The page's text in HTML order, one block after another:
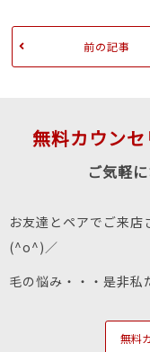
前の記事
無料カウン
ご気軽
お友達とペアでご来店
(^o^)／
毛の悩み・・・是非
無料